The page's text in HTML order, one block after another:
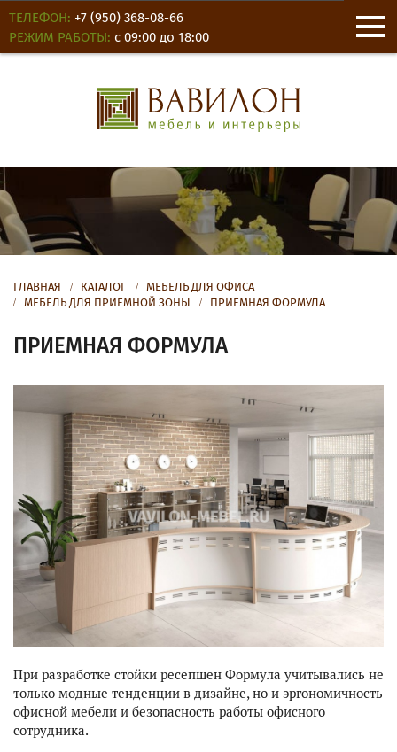
НОВОСТИ
ДЛЯ КАФЕ И РЕСТОРАНОВ
ПОРТФОЛИО
ДИЗАЙНЕРСКИЕ ПРОЕКТЫ
УСЛУГИ
ТЕЛЕФОН: +7 (950) 368-08-66
РЕЖИМ РАБОТЫ: с 09:00 до 18:00
ГЛАВНАЯ КАТАЛОГ
МЕБЕЛЬ ДЛЯ ОФИСА
МЕБЕЛЬ ДЛЯ ПРИЕМНОЙ ЗОНЫ
ПРИЕМНАЯ ФОРМУЛА
ПРИЕМНАЯ ФОРМУЛА
При разработке стойки ресепшен Формула учитывались не
только модные тенденции в дизайне, но и эргономичность
офисной мебели и безопасность работы офисного
сотрудника.